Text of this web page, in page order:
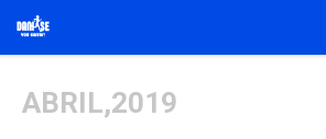
ABRIL,2019